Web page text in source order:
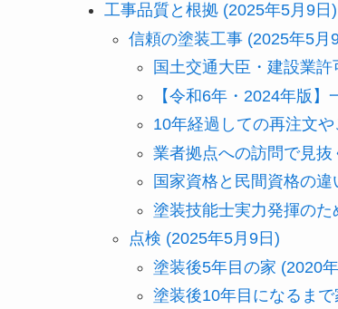
工事品質と根拠 (2025年5月9日)
信頼の塗装工事 (2025年5月
国土交通大臣・建設業
【令和6年・2024年版
10年経過しての再注文
業者拠点への訪問で見
国家資格と民間資格の
塗装技能士実力発揮の
点検 (2025年5月9日)
塗装後5年目の家 (2020
塗装後10年目になるま